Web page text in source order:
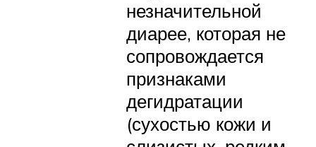
незначительной
диарее, которая не
сопровождается
признаками
дегидратации
(сухостью кожи и